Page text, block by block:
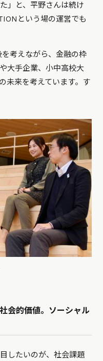
」と、平野さんは続け
という場の運営でも
を考えながら、金融の枠
大手企業、小中高校大
未来を考えています。す
会的価値。ソーシャル
したいのが、社会課題